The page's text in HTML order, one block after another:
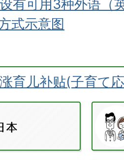
有可用3种外语（
式示意图
育儿补贴(子育て